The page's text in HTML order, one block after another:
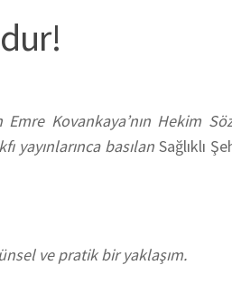
Kovankaya’nın Hekim
yayınlarınca basılanSağlıklı
ve pratik bir yaklaşım.